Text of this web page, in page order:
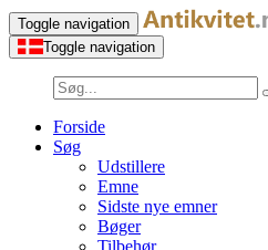
Toggle navigation
Toggle navigation
Forside
Søg
Udstillere
Emne
Sidste nye emner
Bøger
Tilbehør